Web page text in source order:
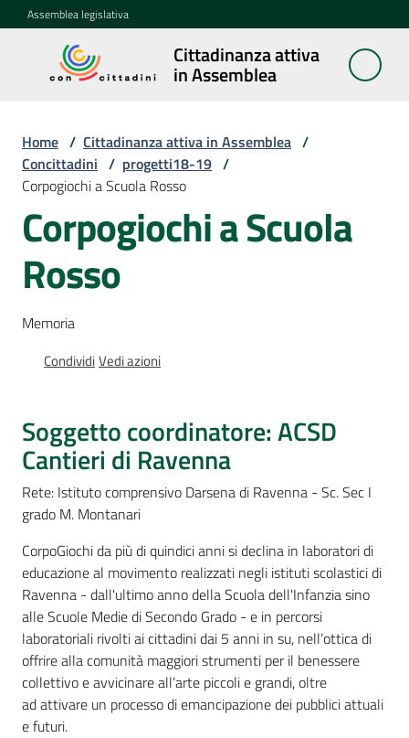
Vai al contenuto
Vai alla navigazione
Vai al footer
Assemblea legislativa
Cittadinanza attiva
in Assemblea
Cittadinanza
attiva in
Concittadini
Porte
aperte
in
Mostre
itineranti
Percorsi
sulla
memoria
Seguici
su
Home / Cittadinanza attiva in Assemblea /
Concittadini / progetti18-19 /
Corpogiochi a Scuola Rosso
Corpogiochi a Scuola
Rosso
Memoria
CondividiVedi azioni
Soggetto coordinatore: ACSD
Cantieri di Ravenna
Rete: Istituto comprensivo Darsena di Ravenna - Sc. Sec I
grado M. Montanari
CorpoGiochi da più di quindici anni si declina in laboratori di
educazione al movimento realizzati negli istituti scolastici di
Ravenna - dall'ultimo anno della Scuola dell'Infanzia sino
alle Scuole Medie di Secondo Grado - e in percorsi
laboratoriali rivolti ai cittadini dai 5 anni in su, nell’ottica di
offrire alla comunità maggiori strumenti per il benessere
collettivo e avvicinare all’arte piccoli e grandi, oltre
ad attivare un processo di emancipazione dei pubblici attuali
e futuri.